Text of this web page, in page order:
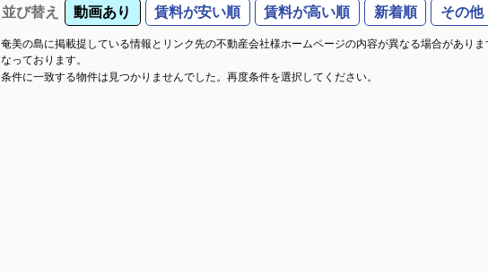
並び替え 動画あり 賃料が安い順 賃料が高い順 新着順 その他
奄美の島に掲載提している情報とリンク先の不動産会社様ホームページの内容が異なる場合があり
なっております。
条件に一致する物件は見つかりませんでした。再度条件を選択してください。